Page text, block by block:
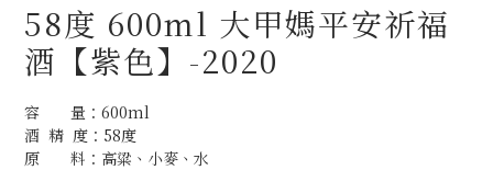
58度 600ml 大甲媽平安祈福
酒【紫色】-2020
容　　量：600ml
酒  精  度：58度
原　　料：高粱、小麥、水